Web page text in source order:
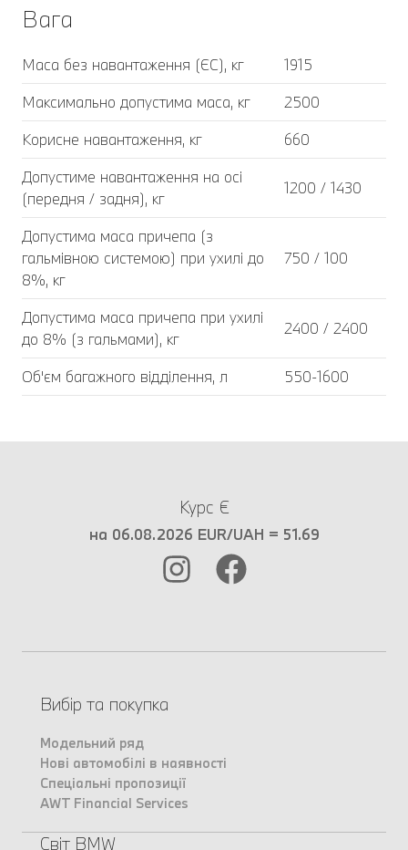
Вага
Маса без навантаження (ЄС), кг
1915
Максимально допустима маса, кг
2500
Корисне навантаження, кг
660
Допустиме навантаження на осі
(передня / задня), кг
1200 / 1430
Допустима маса причепа (з
гальмівною системою) при ухилі до
8%, кг
750 / 100
Допустима маса причепа при ухилі
до 8% (з гальмами), кг
2400 / 2400
Об'єм багажного відділення, л 550-1600
Курс €
на 06.08.2026 EUR/UAH = 51.69
Вибір та покупка
Модельний ряд
Нові автомобілі в наявності
Спеціальні пропозиції
AWT Financial Services
Світ BMW